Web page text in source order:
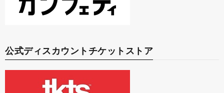
公式ディスカウントチケットストア